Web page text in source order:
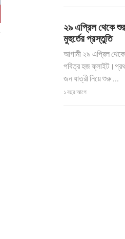
২৯ এপ্রিল থেকে
মুহুর্তের প্রস্তুতি
আগামী ২৯ এপ্রিল
পবিত্র হজ
জন যাত্রী নিয়ে শুরু ...
১ বছর আগে